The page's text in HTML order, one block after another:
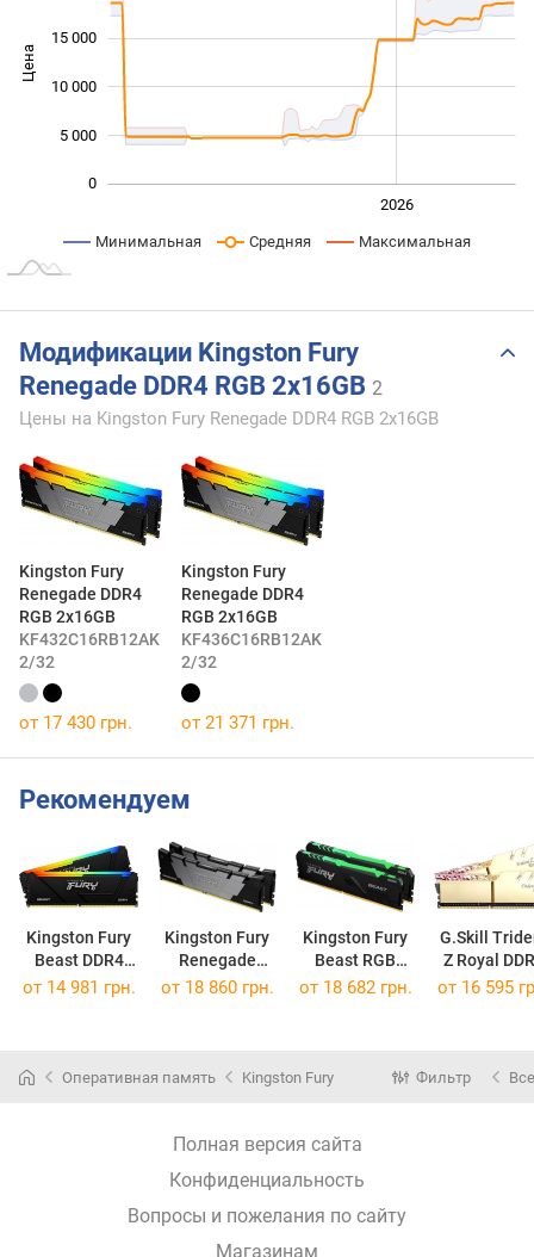
Цена
0
5 000
10 000
15 000
2026
Минимальная Средняя Максимальная
Модификации Kingston Fury
Renegade DDR4 RGB 2x16GB 2
Цены на Kingston Fury Renegade DDR4 RGB 2x16GB
Kingston Fury
Renegade DDR4
RGB 2x16GB
KF432C16RB12AK
2/32
Kingston Fury
Renegade DDR4
RGB 2x16GB
KF436C16RB12AK
2/32
от 17 430 грн. от 21 371 грн.
Рекомендуем
Kingston Fury
Beast DDR4
RGB 2x16GB
Kingston Fury
Renegade
DDR4 Black
Kingston Fury
Beast RGB
DDR4 2x16GB
G.Skill
Z Royal
2x16GB
от 14 981 грн. от 18 860 грн. от 18 682 грн. от 16 595
Оперативная память Kingston Fury Фильтр
Полная версия сайта
Конфиденциальность
Вопросы и пожелания по сайту
Магазинам